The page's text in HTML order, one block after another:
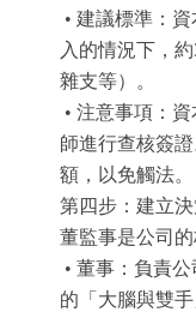
• 建議標準：
入的情況下，
雜支等）。
• 注意事項：
師進行查核簽
額，以免觸法。
第四步：建立
董監事是公司
• 董事：負責
的「大腦與雙手